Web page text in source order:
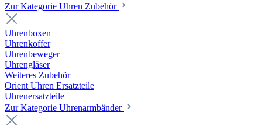
Zur Kategorie Uhren Zubehör
Uhrenboxen
Uhrenkoffer
Uhrenbeweger
Uhrengläser
Weiteres Zubehör
Orient Uhren Ersatzteile
Uhrenersatzteile
Zur Kategorie Uhrenarmbänder